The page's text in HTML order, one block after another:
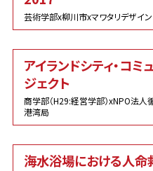
芸術学部x柳川市xマワタリデザイン
アイランドシティ・コ
ジェクト
商学部（H29:経営学部）xNPO法
港湾局
海水浴場における人命